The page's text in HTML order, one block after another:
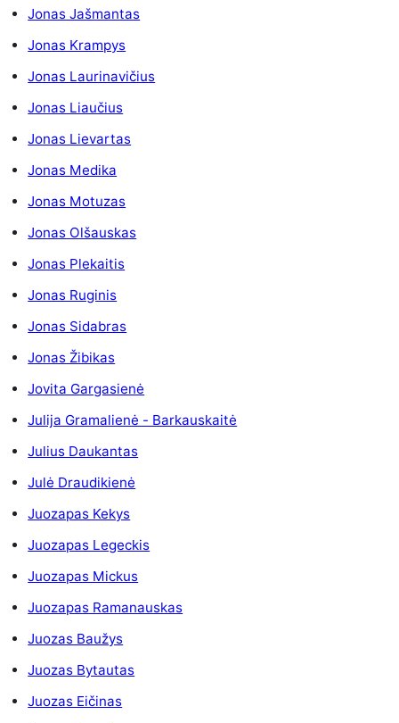
Jonas Jašmantas
Jonas Krampys
Jonas Laurinavičius
Jonas Liaučius
Jonas Lievartas
Jonas Medika
Jonas Motuzas
Jonas Olšauskas
Jonas Plekaitis
Jonas Ruginis
Jonas Sidabras
Jonas Žibikas
Jovita Gargasienė
Julija Gramalienė - Barkauskaitė
Julius Daukantas
Julė Draudikienė
Juozapas Kekys
Juozapas Legeckis
Juozapas Mickus
Juozapas Ramanauskas
Juozas Baužys
Juozas Bytautas
Juozas Eičinas